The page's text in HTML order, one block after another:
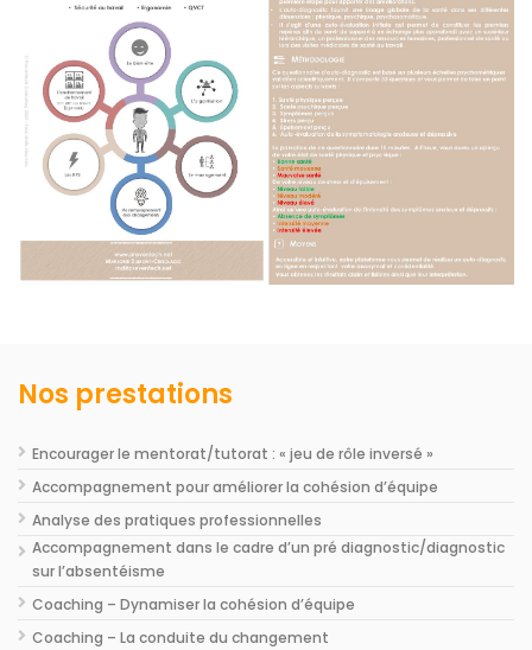
Nos prestations
Encourager le mentorat/tutorat : « jeu de rôle inversé »
Accompagnement pour améliorer la cohésion d’équipe
Analyse des pratiques professionnelles
Accompagnement dans le cadre d’un pré diagnostic/diagnostic
sur l’absentéisme
Coaching – Dynamiser la cohésion d’équipe
Coaching – La conduite du changement